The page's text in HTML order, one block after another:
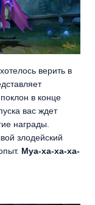
верить в
в конце
вас ждет
награды.
злодейский
Муа-ха-ха-ха-